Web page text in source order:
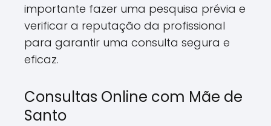
importante fazer uma pesquisa prévia e
verificar a reputação da profissional
para garantir uma consulta segura e
eficaz.
Consultas Online com Mãe de
Santo